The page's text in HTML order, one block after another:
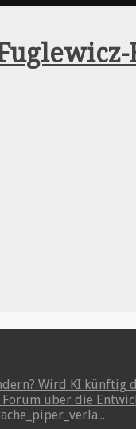
Wird KI künftig
über die